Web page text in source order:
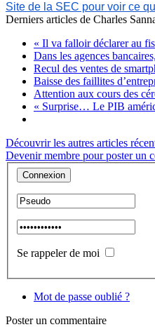
Site de la SEC pour voir ce
Derniers articles de Charles
« Il va falloir déclarer au
Dans les agences
Recul des ventes de
Baisse des faillites
Attention aux cours des
« Surprise… Le PIB
Découvrir les autres articles
Devenir membre pour poster un
Se rappeler de moi
Mot de passe oublié ?
Posterun commentaire